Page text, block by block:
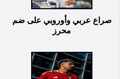
صراع عربي وأوروبي على ضم
محرز